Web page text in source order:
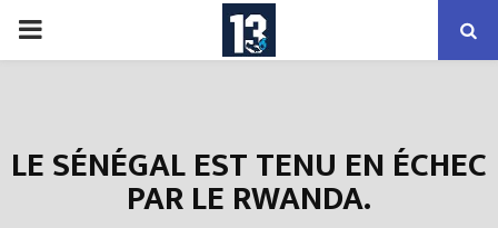
PRIMARY
LE SÉNÉGAL EST TENU EN ÉCHEC
PAR LE RWANDA.